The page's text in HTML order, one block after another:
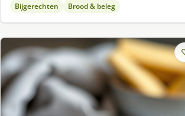
Bijgerechten Brood & beleg